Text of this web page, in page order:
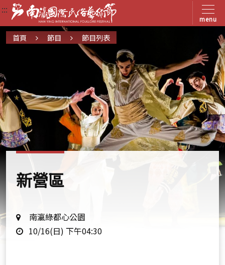
menu
:::
:::
:::
首頁 節目 節目列表
新營區
地
點
南瀛綠都心公園
時
10/16(日) 下午04:30